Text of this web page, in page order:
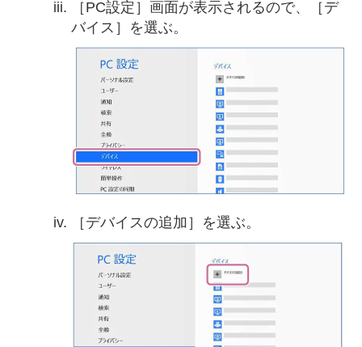
［PC設定］画面が表示されるので、［デ
バイス］を選ぶ。
［デバイスの追加］を選ぶ。